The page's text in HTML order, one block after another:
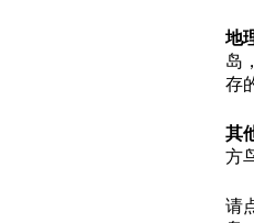
地
岛
存
其
方
请